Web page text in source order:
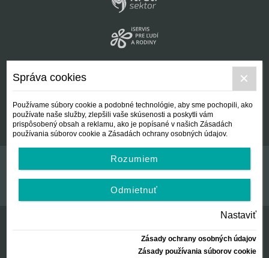
Kontakt
Všeobecné podmienky
© Centrálna nezisková spoločnosť | since 2012
Správa cookies
Používame súbory cookie a podobné technológie, aby sme pochopili, ako
používate naše služby, zlepšili vaše skúsenosti a poskytli vám
prispôsobený obsah a reklamu, ako je popísané v našich Zásadách
používania súborov cookie a Zásadách ochrany osobných údajov.
Rozumiem
Odmietnuť
Nastaviť
Zásady ochrany osobných údajov
Zásady používania súborov cookie